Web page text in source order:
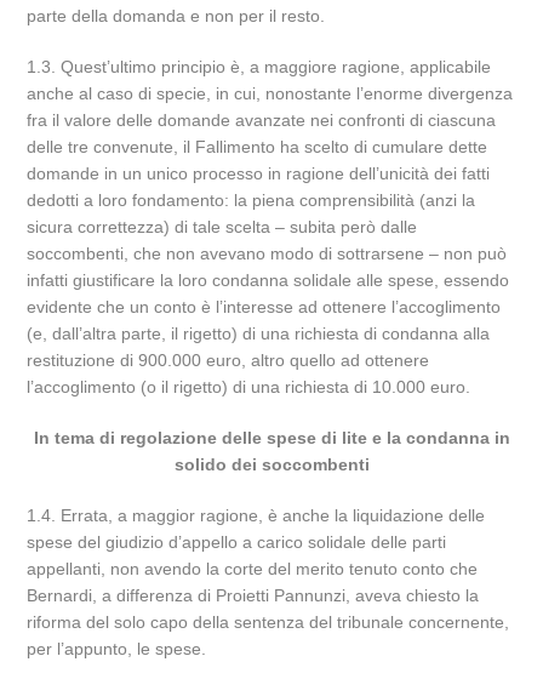
parte della domanda e non per il resto.
1.3. Quest’ultimo principio è, a maggiore ragione, applicabile
anche al caso di specie, in cui, nonostante l’enorme divergenza
fra il valore delle domande avanzate nei confronti di ciascuna
delle tre convenute, il Fallimento ha scelto di cumulare dette
domande in un unico processo in ragione dell’unicità dei fatti
dedotti a loro fondamento: la piena comprensibilità (anzi la
sicura correttezza) di tale scelta – subita però dalle
soccombenti, che non avevano modo di sottrarsene – non può
infatti giustificare la loro condanna solidale alle spese, essendo
evidente che un conto è l’interesse ad ottenere l’accoglimento
(e, dall’altra parte, il rigetto) di una richiesta di condanna alla
restituzione di 900.000 euro, altro quello ad ottenere
l’accoglimento (o il rigetto) di una richiesta di 10.000 euro.
In tema di regolazione delle spese di lite e la condanna in
solido dei soccombenti
1.4. Errata, a maggior ragione, è anche la liquidazione delle
spese del giudizio d’appello a carico solidale delle parti
appellanti, non avendo la corte del merito tenuto conto che
Bernardi, a differenza di Proietti Pannunzi, aveva chiesto la
riforma del solo capo della sentenza del tribunale concernente,
per l’appunto, le spese.